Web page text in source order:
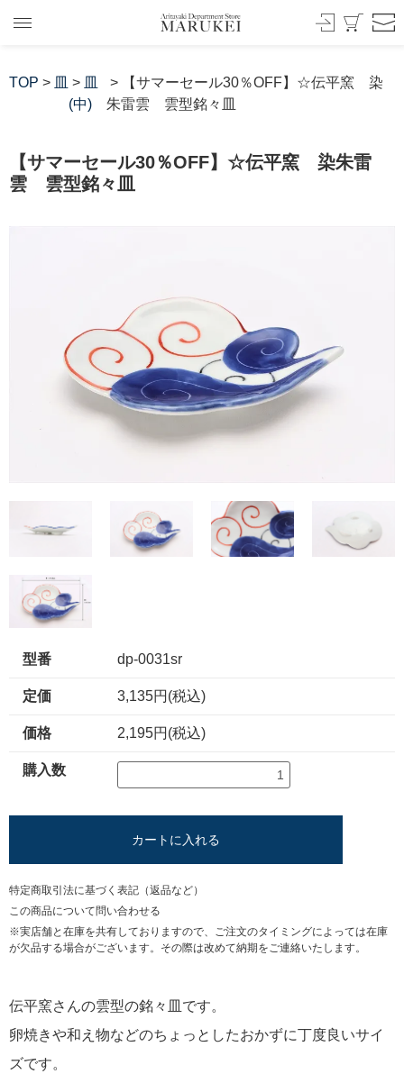
TOP > 皿 > 皿
(中)
> 【サマーセール30％OFF】☆伝平窯 染
朱雷雲 雲型銘々皿
【サマーセール30％OFF】☆伝平窯 染朱雷
雲 雲型銘々皿
型番 dp-0031sr
定価 3,135円(税込)
価格 2,195円(税込)
購入数
カートに入れる
特定商取引法に基づく表記（返品など）
この商品について問い合わせる
※実店舗と在庫を共有しておりますので、ご注文のタイミングによっては在庫
が欠品する場合がございます。その際は改めて納期をご連絡いたします。
伝平窯さんの雲型の銘々皿です。
卵焼きや和え物などのちょっとしたおかずに丁度良いサイ
ズです。